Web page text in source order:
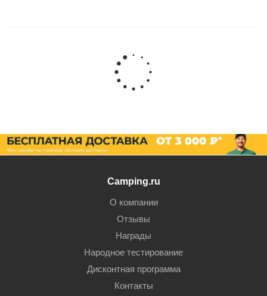
Camping.ru
О компании
Отзывы
Награды
Народное тестирование
Дисконтная программа
Контакты